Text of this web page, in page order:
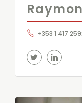
+353 1 417